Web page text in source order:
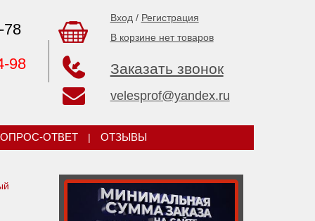
78
98
Вход / Регистрация
В корзине нет товаров
Заказать звонок
velesprof@yandex.ru
ОТВЕТ | ОТЗЫВЫ